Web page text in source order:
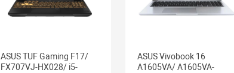
ASUS TUF Gaming F17/
FX707VJ-HX028/ i5-
ASUS Vivobook 16
A1605VA/ A1605VA-